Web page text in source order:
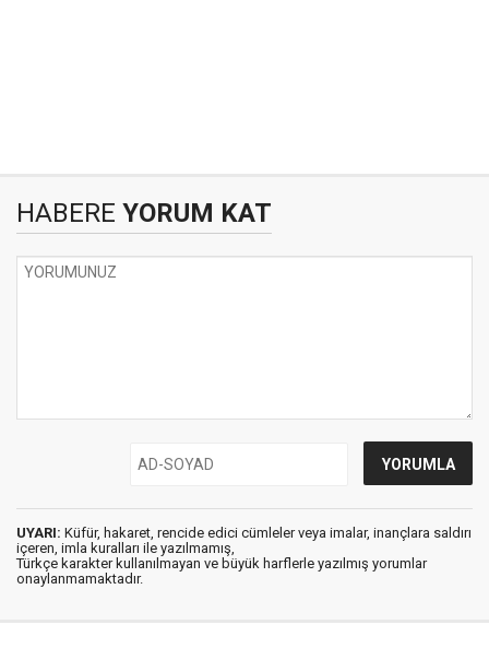
HABERE YORUM KAT
UYARI: Küfür, hakaret, rencide edici cümleler veya imalar, inançlara saldırı
içeren, imla kuralları ile yazılmamış,
Türkçe karakter kullanılmayan ve büyük harflerle yazılmış yorumlar
onaylanmamaktadır.